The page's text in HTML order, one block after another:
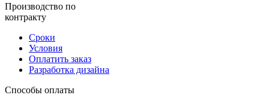
Производство по
контракту
Сроки
Условия
Оплатить заказ
Разработка дизайна
Способы оплаты